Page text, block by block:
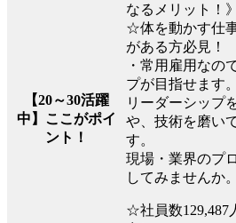
【20～30活躍
中】ここがポイ
ント！
なるメリット！》
☆体を動かす仕
がある方必見！
・常用雇用なの
プが目指せます。
リーダーシップ
や、技術を磨い
す。
現場・業界のプ
してみませんか。
☆社員数129,487